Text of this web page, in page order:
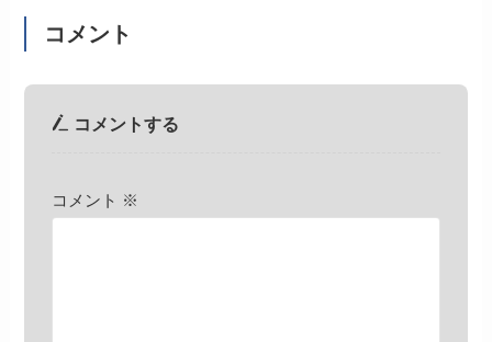
コメント
コメントする
コメント ※